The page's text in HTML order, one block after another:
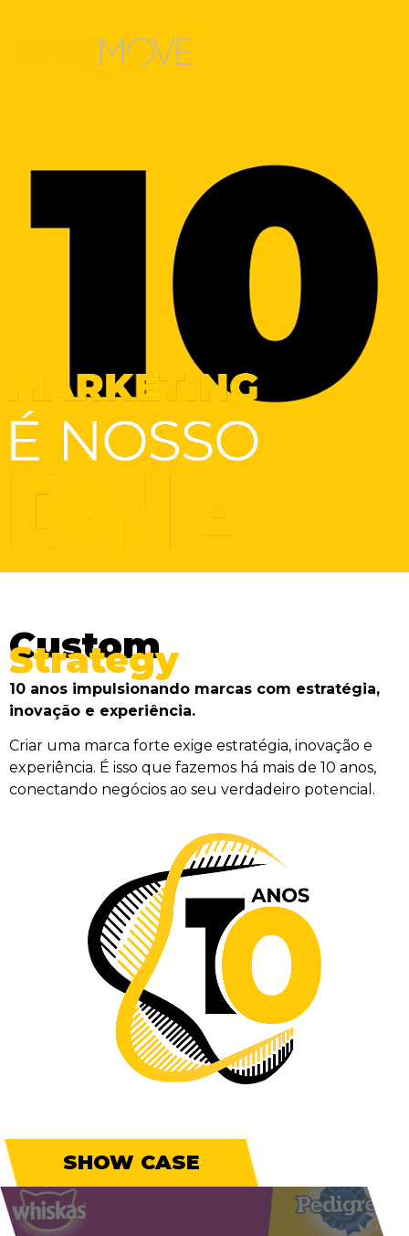
Custom
Strategy
10 anos impulsionando marcas com estratégia,
inovação e experiência.
Criar uma marca forte exige estratégia, inovação e
experiência. É isso que fazemos há mais de 10 anos,
conectando negócios ao seu verdadeiro potencial.
SHOW CASE